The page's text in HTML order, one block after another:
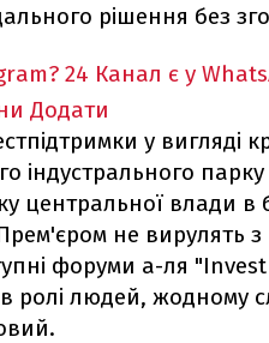
рішення без
24 Канал є у
Додати
у вигляді
індустрального
центральної влади в
не вирулять з
форуми а-ля
ролі людей, жодному